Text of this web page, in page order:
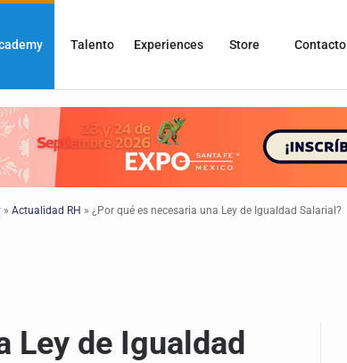
Talento Experiences Store Contacto
» Actualidad RH » ¿Por qué es necesaria una Ley de Igualdad Salarial?
Ley de Igualdad